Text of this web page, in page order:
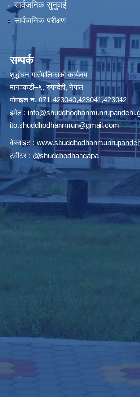
सार्वजनिक सुनुवाई
सार्वजनिक परीक्षण
सम्पर्क
शुद्धोधन गाउँपालिकाको कार्यलय
मानपकडी–५, रुपन्देही, नेपाल
मोवाइल नं: 071-423040,423041,423042
इमेल :
ito.shuddhodhanrmun@gmail.com
वेबसाइट :
ट्वीटर : @shuddhodhangapa